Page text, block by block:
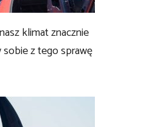
klimat znacznie
sobie z tego sprawę